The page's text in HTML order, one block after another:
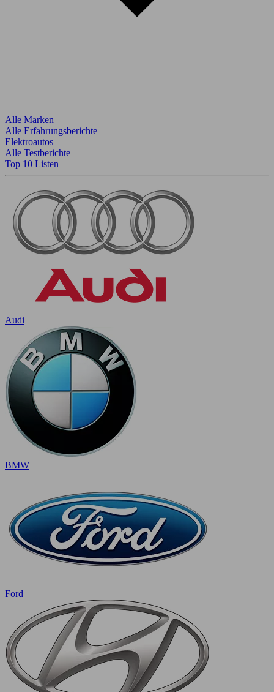
Alle Marken
Alle Erfahrungsberichte
Elektroautos
Alle Testberichte
Top 10 Listen
Audi
BMW
Ford